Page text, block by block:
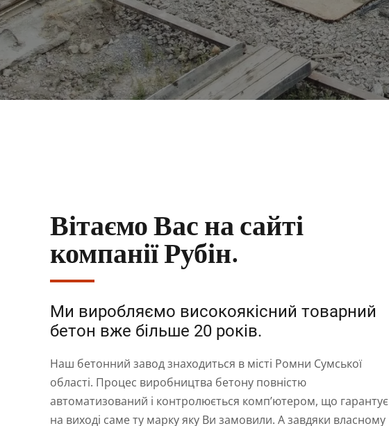
Вітаємо Вас на сайті
компанії Рубін.
Ми виробляємо високоякісний товарний
бетон вже більше 20 років.
Наш бетонний завод знаходиться в місті Ромни Сумської
області. Процес виробництва бетону повністю
автоматизований і контролюється комп’ютером, що гарантує
на виході саме ту марку яку Ви замовили. А завдяки власному